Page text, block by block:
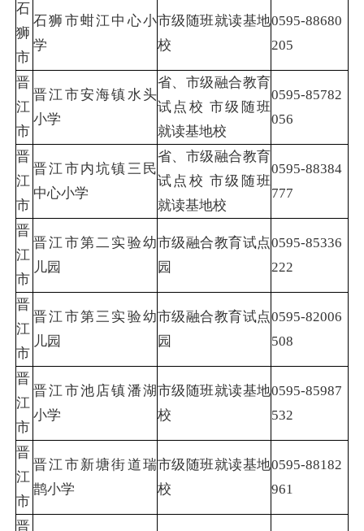
石
狮
市
石狮市蚶江中心小
学
市级随班就读基地
校
0595-88680
205
晋
江
市
晋江市安海镇水头
小学
省、市级融合教育
试点校 市级随班
就读基地校
0595-85782
056
晋
江
市
晋江市内坑镇三民
中心小学
省、市级融合教育
试点校 市级随班
就读基地校
0595-88384
777
晋
江
市
晋江市第二实验幼
儿园
市级融合教育试点
园
0595-85336
222
晋
江
市
晋江市第三实验幼
儿园
市级融合教育试点
园
0595-82006
508
晋
江
市
晋江市池店镇潘湖
小学
市级随班就读基地
校
0595-85987
532
晋
江
市
晋江市新塘街道瑞
鹊小学
市级随班就读基地
校
0595-88182
961
晋